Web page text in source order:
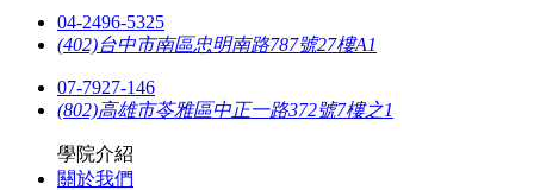
04-2496-5325
(402)台中市南區忠明南路787號27樓A1
07-7927-146
(802)高雄市苓雅區中正一路372號7樓之1
學院介紹
關於我們